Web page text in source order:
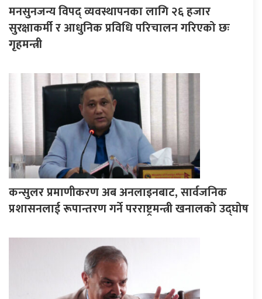
मनसुनजन्य विपद् व्यवस्थापनका लागि २६ हजार
सुरक्षाकर्मी र आधुनिक प्रविधि परिचालन गरिएको छः
गृहमन्त्री
कन्सुलर प्रमाणीकरण अब अनलाइनबाट, सार्वजनिक
प्रशासनलाई रूपान्तरण गर्ने परराष्ट्रमन्त्री खनालको उद्घोष